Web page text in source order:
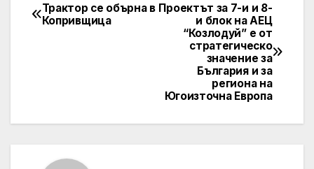
Post
Проектът за 7-и и 8-
и блок на АЕЦ
“Козлодуй” е от
стратегическо
значение за
България и за
региона на
Югоизточна Европа
Трактор се обърна в
Копривщица